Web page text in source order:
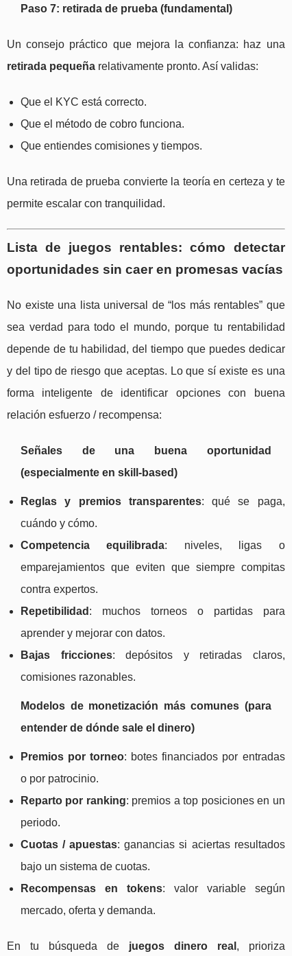
Paso 7: retirada de prueba (fundamental)
Un consejo práctico que mejora la confianza: haz una
retirada pequeña relativamente pronto. Así validas:
Que el KYC está correcto.
Que el método de cobro funciona.
Que entiendes comisiones y tiempos.
Una retirada de prueba convierte la teoría en certeza y te
permite escalar con tranquilidad.
Lista de juegos rentables: cómo detectar
oportunidades sin caer en promesas vacías
No existe una lista universal de “los más rentables” que
sea verdad para todo el mundo, porque tu rentabilidad
depende de tu habilidad, del tiempo que puedes dedicar
y del tipo de riesgo que aceptas. Lo que sí existe es una
forma inteligente de identificar opciones con buena
relación esfuerzo / recompensa:
Señales de una buena oportunidad
(especialmente en skill-based)
Reglas y premios transparentes: qué se paga,
cuándo y cómo.
Competencia equilibrada: niveles, ligas o
emparejamientos que eviten que siempre compitas
contra expertos.
Repetibilidad : muchos torneos o partidas para
aprender y mejorar con datos.
Bajas fricciones: depósitos y retiradas claros,
comisiones razonables.
Modelos de monetización más comunes (para
entender de dónde sale el dinero)
Premios por torneo: botes financiados por entradas
o por patrocinio.
Reparto por ranking: premios a top posiciones en un
periodo.
Cuotas / apuestas: ganancias si aciertas resultados
bajo un sistema de cuotas.
Recompensas en tokens: valor variable según
mercado, oferta y demanda.
En tu búsqueda de juegos dinero real , prioriza